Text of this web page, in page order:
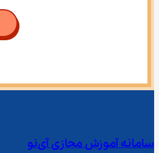
سامانه آموزش مجازی آی‌نو